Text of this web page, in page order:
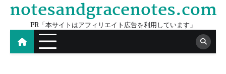
Skip
content
notesandgracenotes.com
PR「本サイトはアフィリエイト広告を利用しています」